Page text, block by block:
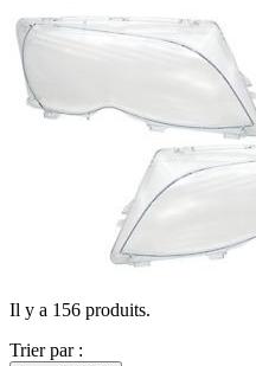
Il y a 156 produits.
Trier par :